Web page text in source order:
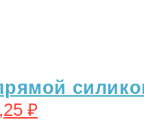
₽